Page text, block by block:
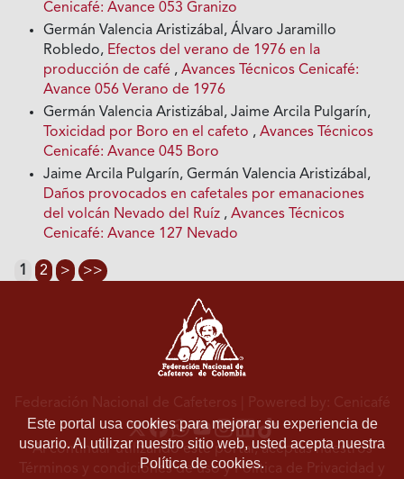
Cenicafé: Avance 053 Granizo
Germán Valencia Aristizábal, Álvaro Jaramillo
Robledo, Efectos del verano de 1976 en la
producción de café ,Avances Técnicos Cenicafé:
Avance 056 Verano de 1976
Germán Valencia Aristizábal, Jaime Arcila Pulgarín,
Toxicidad por Boro en el cafeto ,Avances Técnicos
Cenicafé: Avance 045 Boro
Jaime Arcila Pulgarín, Germán Valencia Aristizábal,
Daños provocados en cafetales por emanaciones
del volcán Nevado del Ruíz ,Avances Técnicos
Cenicafé: Avance 127 Nevado
1 2 > >>
Este portal usa cookies para mejorar su experiencia de
usuario. Al utilizar nuestro sitio web, usted acepta nuestra
Política de cookies.
Federación Nacional de Cafeteros | Powered by: Cenicafé
Al continuar utilizando este portal, aceptas nuestros
Términos y condiciones de usoyPolítica de Privacidad y